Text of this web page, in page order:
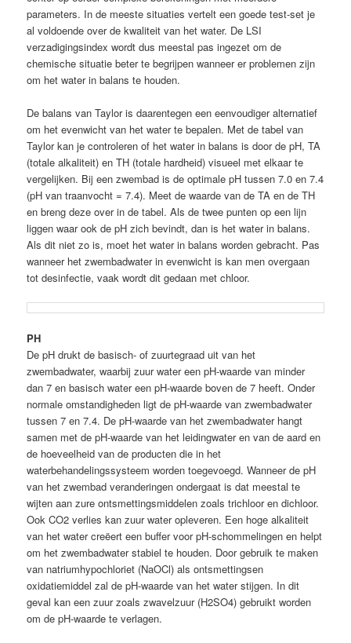
parameters. In de meeste situaties vertelt een goede test-set je
al voldoende over de kwaliteit van het water. De LSI
verzadigingsindex wordt dus meestal pas ingezet om de
chemische situatie beter te begrijpen wanneer er problemen zijn
om het water in balans te houden.
De balans van Taylor is daarentegen een eenvoudiger alternatief
om het evenwicht van het water te bepalen. Met de tabel van
Taylor kan je controleren of het water in balans is door de pH, TA
(totale alkaliteit) en TH (totale hardheid) visueel met elkaar te
vergelijken. Bij een zwembad is de optimale pH tussen 7.0 en 7.4
(pH van traanvocht = 7.4). Meet de waarde van de TA en de TH
en breng deze over in de tabel. Als de twee punten op een lijn
liggen waar ook de pH zich bevindt, dan is het water in balans.
Als dit niet zo is, moet het water in balans worden gebracht. Pas
wanneer het zwembadwater in evenwicht is kan men overgaan
tot desinfectie, vaak wordt dit gedaan met chloor.
PH
De pH drukt de basisch- of zuurtegraad uit van het
zwembadwater, waarbij zuur water een pH-waarde van minder
dan 7 en basisch water een pH-waarde boven de 7 heeft. Onder
normale omstandigheden ligt de pH-waarde van zwembadwater
tussen 7 en 7.4. De pH-waarde van het zwembadwater hangt
samen met de pH-waarde van het leidingwater en van de aard en
de hoeveelheid van de producten die in het
waterbehandelingssysteem worden toegevoegd. Wanneer de pH
van het zwembad veranderingen ondergaat is dat meestal te
wijten aan zure ontsmettingsmiddelen zoals trichloor en dichloor.
Ook CO2 verlies kan zuur water opleveren. Een hoge alkaliteit
van het water creëert een buffer voor pH-schommelingen en helpt
om het zwembadwater stabiel te houden. Door gebruik te maken
van natriumhypochloriet (NaOCl) als ontsmettingsen
oxidatiemiddel zal de pH-waarde van het water stijgen. In dit
geval kan een zuur zoals zwavelzuur (H2SO4) gebruikt worden
om de pH-waarde te verlagen.